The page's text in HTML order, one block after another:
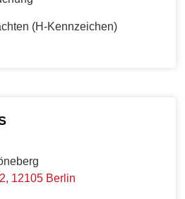
(H-Kennzeichen)
12105 Berlin